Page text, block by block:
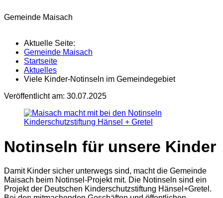
Gemeinde Maisach
Aktuelle Seite:
Gemeinde Maisach
Startseite
Aktuelles
Viele Kinder-Notinseln im Gemeindegebiet
Veröffentlicht am: 30.07.2025
Kinderschutzstiftung Hänsel + Gretel
Notinseln für unsere Kinder
Damit Kinder sicher unterwegs sind, macht die Gemeinde
Maisach beim Notinsel-Projekt mit. Die Notinseln sind ein
Projekt der Deutschen Kinderschutzstiftung Hänsel+Gretel.